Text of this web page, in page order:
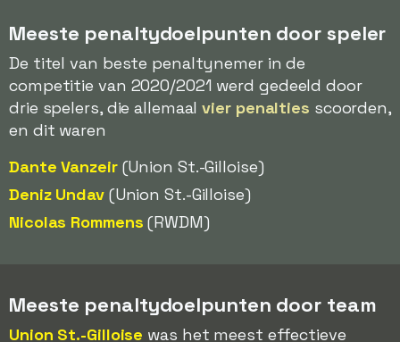
Meeste penaltydoelpunten door speler
De titel van beste penaltynemer in de
competitie van 2020/2021 werd gedeeld door
drie spelers, die allemaalvier penalties scoorden,
en dit waren
Dante Vanzeir(Union St.-Gilloise)
Deniz Undav(Union St.-Gilloise)
Nicolas Rommens (RWDM)
Meeste penaltydoelpunten door team
Union St.-Gilloise was het meest effectieve